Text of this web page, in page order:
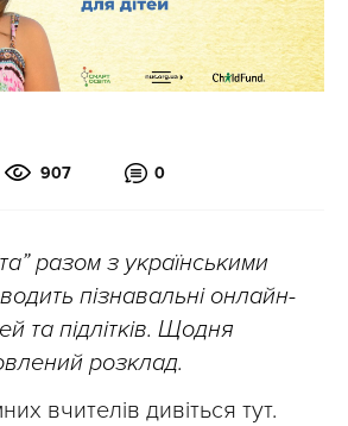
907 0
разом з українськими
пізнавальні онлайн-
та підлітків. Щодня
розклад.
вчителів дивіться тут.